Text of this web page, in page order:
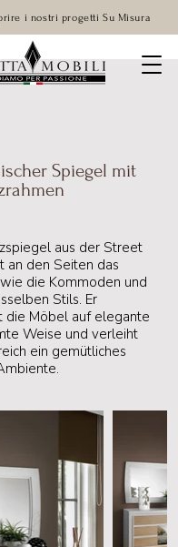
i nostri progetti Su Misura
Spiegel mit
aus der Street
an den Seiten das
die Kommoden und
Stils. Er
die Möbel auf elegante
Weise und verleiht
ein gemütliches